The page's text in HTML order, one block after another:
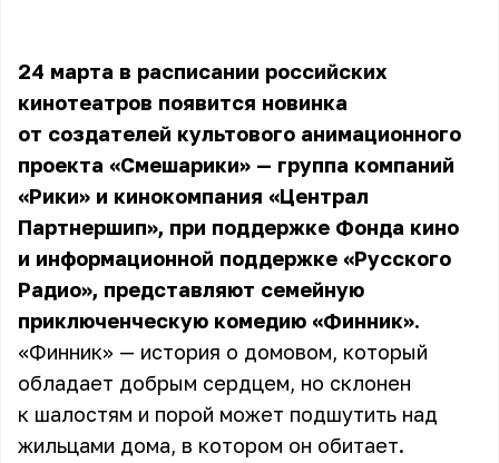
24 марта в расписании российских
кинотеатров появится новинка
от создателей культового анимационного
проекта «Смешарики» — группа компаний
«Рики» и кинокомпания «Централ
Партнершип», при поддержке Фонда кино
и информационной поддержке «Русского
Радио», представляют семейную
приключенческую комедию «Финник».
«Финник» — история о домовом, который
обладает добрым сердцем, но склонен
к шалостям и порой может подшутить над
жильцами дома, в котором он обитает.